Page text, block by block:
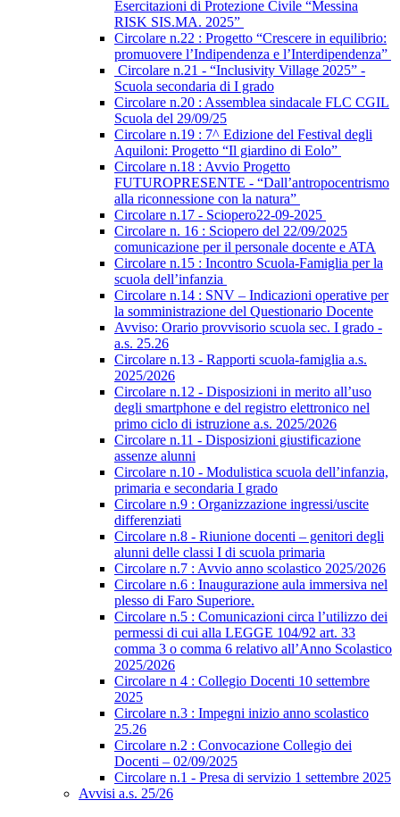
Esercitazioni di Protezione Civile “Messina
RISK SIS.MA. 2025”
Circolare n.22 : Progetto “Crescere in equilibrio:
promuovere l’Indipendenza e l’Interdipendenza”
Circolare n.21 - “Inclusivity Village 2025” -
Scuola secondaria di I grado
Circolare n.20 : Assemblea sindacale FLC CGIL
Scuola del 29/09/25
Circolare n.19 : 7^ Edizione del Festival degli
Aquiloni: Progetto “Il giardino di Eolo”
Circolare n.18 : Avvio Progetto
FUTUROPRESENTE - “Dall’antropocentrismo
alla riconnessione con la natura”
Circolare n.17 - Sciopero22-09-2025
Circolare n. 16 : Sciopero del 22/09/2025
comunicazione per il personale docente e ATA
Circolare n.15 : Incontro Scuola-Famiglia per la
scuola dell’infanzia
Circolare n.14 : SNV – Indicazioni operative per
la somministrazione del Questionario Docente
Avviso: Orario provvisorio scuola sec. I grado -
a.s. 25.26
Circolare n.13 - Rapporti scuola-famiglia a.s.
2025/2026
Circolare n.12 - Disposizioni in merito all’uso
degli smartphone e del registro elettronico nel
primo ciclo di istruzione a.s. 2025/2026
Circolare n.11 - Disposizioni giustificazione
assenze alunni
Circolare n.10 - Modulistica scuola dell’infanzia,
primaria e secondaria I grado
Circolare n.9 : Organizzazione ingressi/uscite
differenziati
Circolare n.8 - Riunione docenti – genitori degli
alunni delle classi I di scuola primaria
Circolare n.7 : Avvio anno scolastico 2025/2026
Circolare n.6 : Inaugurazione aula immersiva nel
plesso di Faro Superiore.
Circolare n.5 : Comunicazioni circa l’utilizzo dei
permessi di cui alla LEGGE 104/92 art. 33
comma 3 o comma 6 relativo all’Anno Scolastico
2025/2026
Circolare n 4 : Collegio Docenti 10 settembre
2025
Circolare n.3 : Impegni inizio anno scolastico
25.26
Circolare n.2 : Convocazione Collegio dei
Docenti – 02/09/2025
Circolare n.1 - Presa di servizio 1 settembre 2025
Avvisi a.s. 25/26